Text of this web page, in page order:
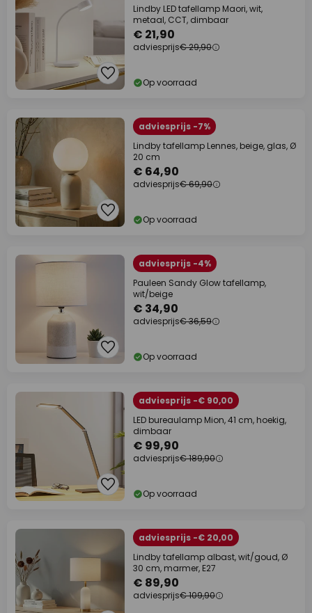
Lindby LED tafellamp Maori, wit,
metaal, CCT, dimbaar
€ 21,90
adviesprijs€ 29,90
Op voorraad
adviesprijs -7%
Lindby tafellamp Lennes, beige, glas, Ø
20 cm
€ 64,90
adviesprijs€ 69,90
Op voorraad
adviesprijs -4%
Pauleen Sandy Glow tafellamp,
wit/beige
€ 34,90
adviesprijs€ 36,59
Op voorraad
adviesprijs -€ 90,00
LED bureaulamp Mion, 41 cm, hoekig,
dimbaar
€ 99,90
adviesprijs€ 189,90
Op voorraad
adviesprijs -€ 20,00
Lindby tafellamp albast, wit/goud, Ø
30 cm, marmer, E27
€ 89,90
adviesprijs€ 109,90